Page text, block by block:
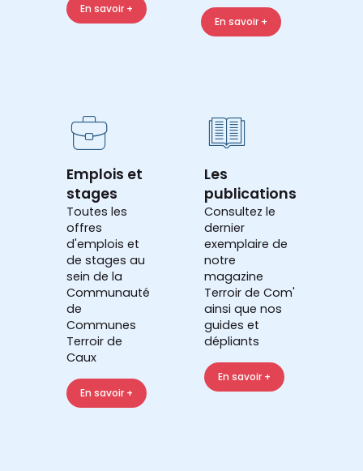
En savoir +
En savoir +
Emplois et
stages
Toutes les
offres
d'emplois et
de stages au
sein de la
Communauté
de
Communes
Terroir de
Caux
En savoir +
Les
publications
Consultez le
dernier
exemplaire de
notre
magazine
Terroir de Com'
ainsi que nos
guides et
dépliants
En savoir +